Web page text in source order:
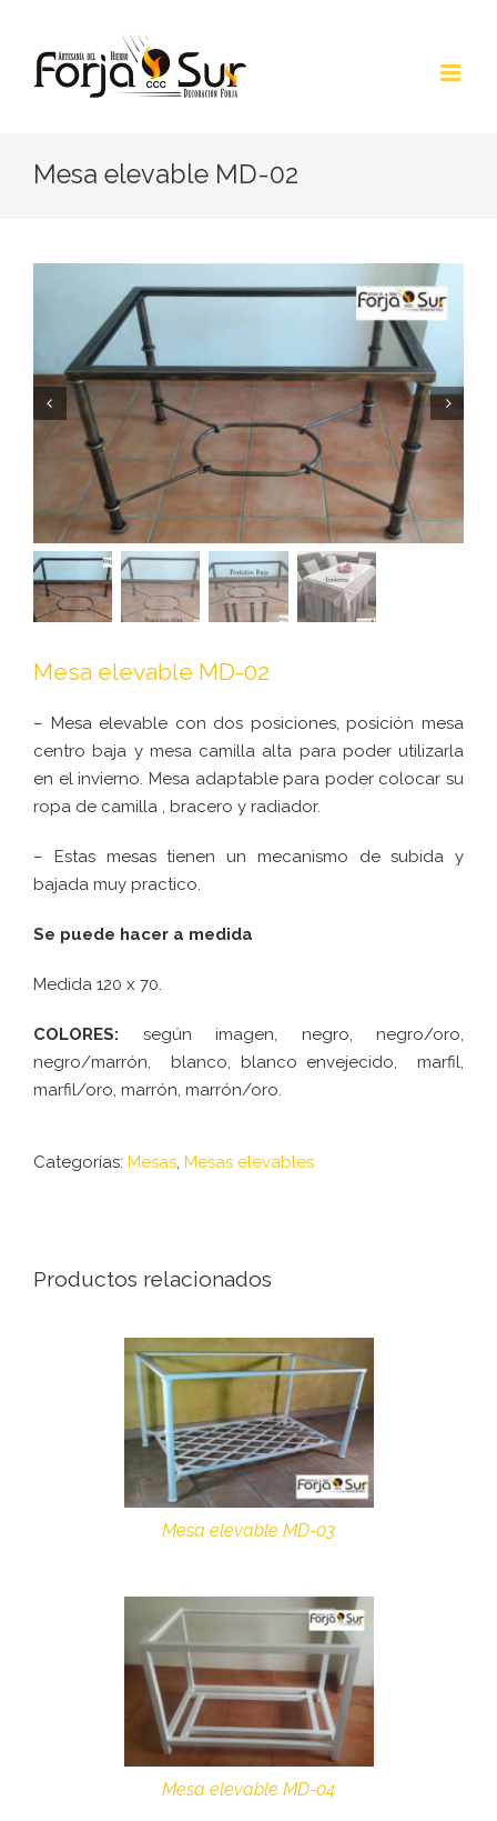
contenido
Mesa elevable MD-02
 
Mesa elevable MD-02
– Mesa elevable con dos posiciones, posición mesa
centro baja y mesa camilla alta para poder utilizarla
en el invierno. Mesa adaptable para poder colocar su
ropa de camilla , bracero y radiador.
– Estas mesas tienen un mecanismo de subida y
bajada muy practico.
Se puede hacer a medida
Medida 120 x 70.
COLORES: según imagen, negro, negro/oro,
negro/marrón, blanco, blanco envejecido, marfil,
marfil/oro, marrón, marrón/oro.
Categorías: Mesas, Mesas elevables
Productos relacionados
Mesa elevable MD-03
Mesa elevable MD-04